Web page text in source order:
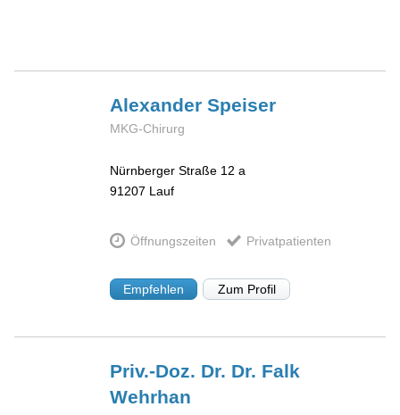
AlexanderSpeiser
MKG-Chirurg
Nürnberger Straße 12 a
91207 Lauf
Öffnungszeiten Privatpatienten
Empfehlen Zum Profil
Priv.-Doz. Dr. Dr. Falk
Wehrhan